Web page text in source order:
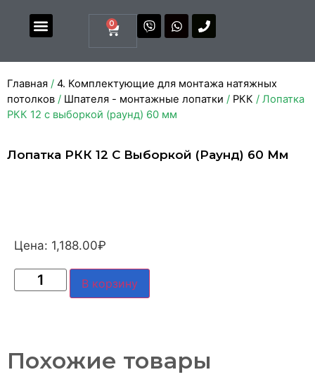
0
Главная / 4. Комплектующие для монтажа натяжных
потолков / Шпателя - монтажные лопатки / РКК / Лопатка
РКК 12 с выборкой (раунд) 60 мм
Лопатка РКК 12 С Выборкой (раунд) 60 Мм
Цена: 1,188.00₽
В корзину
Похожие товары